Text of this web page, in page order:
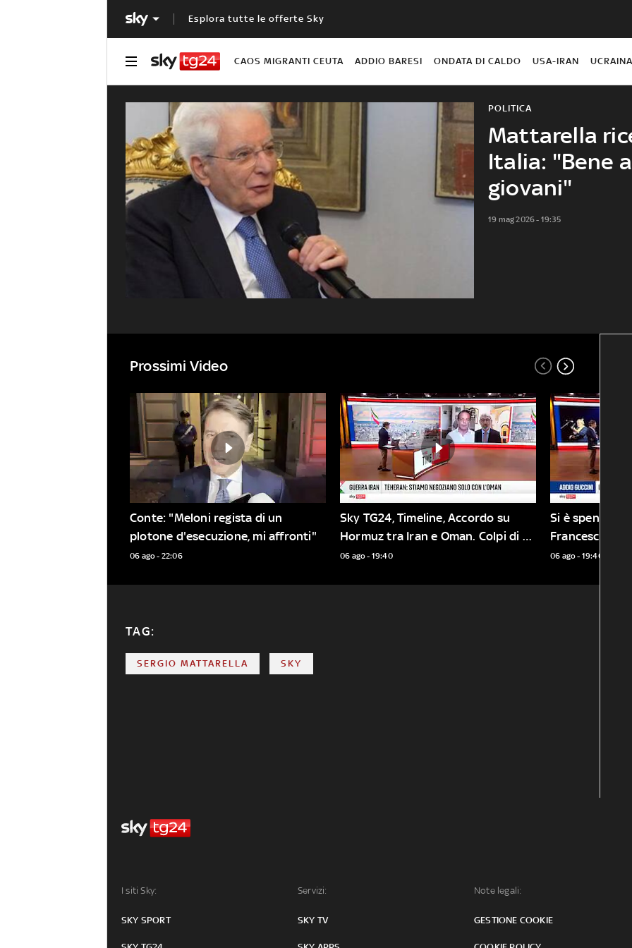
Esplora tutte le offerte Sky
CAOS MIGRANTI CEUTA ADDIO BARESI ONDATA DI CALDO USA-IRAN UCRAINA
Mattarella
Italia: "Bene
giovani"
POLITICA
19 mag 2026 - 19:35
Prossimi Video
Conte: "Meloni regista di un
plotone d'esecuzione, mi affronti"
06 ago - 22:06
Sky TG24, Timeline, Accordo su
Hormuz tra Iran e Oman. Colpi di
mortaio verso il sud del Libano
06 ago - 19:40
Si è spento
06 ago - 19:40
TAG:
SERGIO MATTARELLA SKY
I siti Sky:
SKY SPORT
Servizi:
SKY TV
Note legali:
GESTIONE COOKIE